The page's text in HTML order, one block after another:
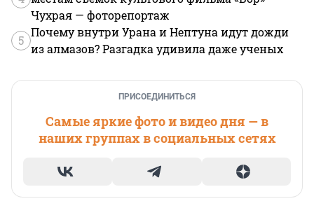
Чухрая — фоторепортаж
5
Почему внутри Урана и Нептуна идут дожди
из алмазов? Разгадка удивила даже ученых
ПРИСОЕДИНИТЬСЯ
Самые яркие фото и видео дня — в
наших группах в социальных сетях